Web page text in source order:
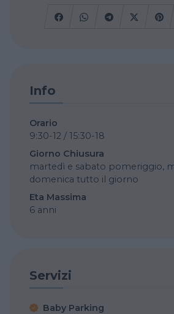
Info
Orario
9:30-12 / 15:30-18
Giorno Chiusura
martedì e sabato pomeriggio,
domenica tutto il giorno
Eta Massima
6 anni
Servizi
Baby Parking